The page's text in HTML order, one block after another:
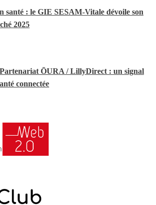
santé : le GIE SESAM-Vitale dévoile son
2025
ŌURA / LillyDirect : un signal
connectée